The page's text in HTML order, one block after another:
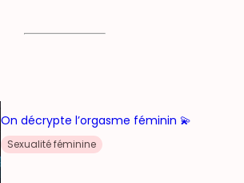
On décrypte l’orgasme féminin 💫
Sexualité féminine